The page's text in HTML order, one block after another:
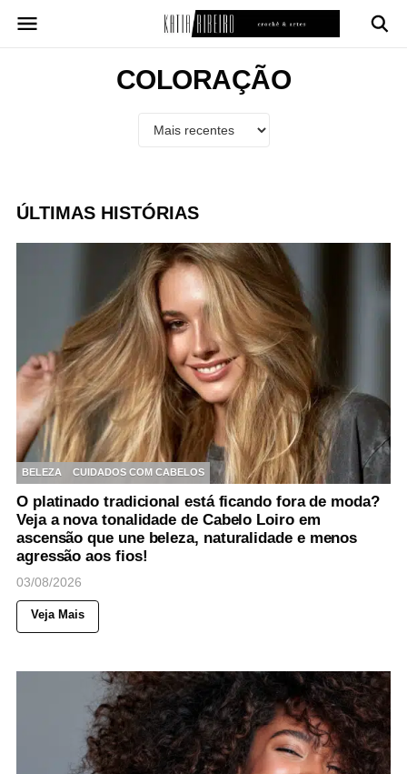
para
COLORAÇÃO
ÚLTIMAS HISTÓRIAS
BELEZA CUIDADOS COM CABELOS
O platinado tradicional está ficando fora de moda?
Veja a nova tonalidade de Cabelo Loiro em
ascensão que une beleza, naturalidade e menos
agressão aos fios!
03/08/2026
Veja Mais